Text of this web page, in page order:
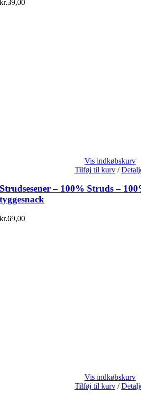
kr.39,00
Vis indkøbskurv
Tilføj til kurv /
Strudsesener – 100% Struds –
tyggesnack
kr.69,00
Vis indkøbskurv
Tilføj til kurv /